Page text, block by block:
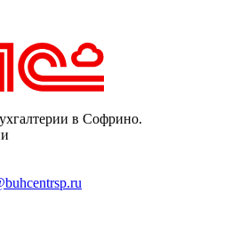
в Софрино.